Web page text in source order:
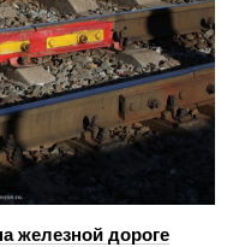
железной дороге